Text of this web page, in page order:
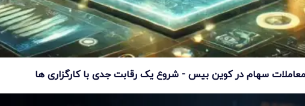
معاملات سهام در کوین بیس - شروع یک رقابت جدی با کارگزاری ها